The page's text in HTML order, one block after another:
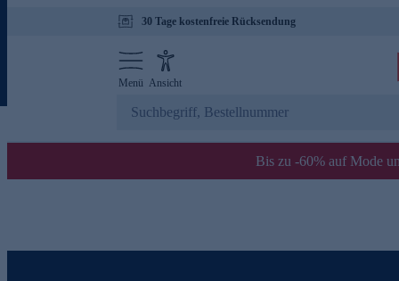
30 Tage kostenfreie Rücksendung
Menü Ansicht
Bis zu -60% auf Mode